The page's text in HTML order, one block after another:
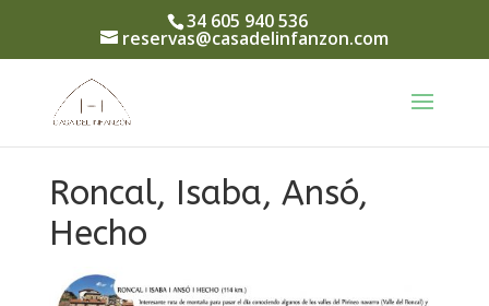
34 605 940 536
reservas@casadelinfanzon.com
Roncal, Isaba, Ansó,
Hecho